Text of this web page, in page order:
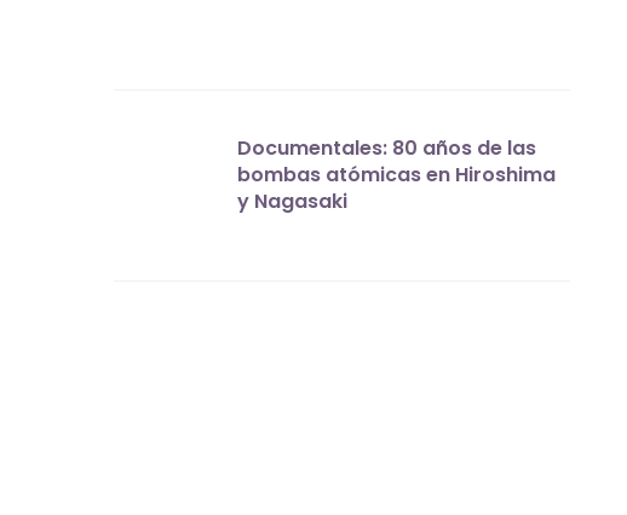
Documentales: 80 años de las
bombas atómicas en Hiroshima
y Nagasaki